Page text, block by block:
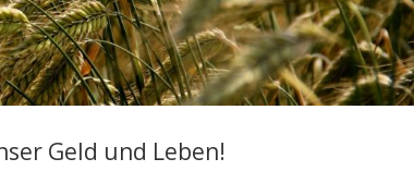
Geld und Leben!